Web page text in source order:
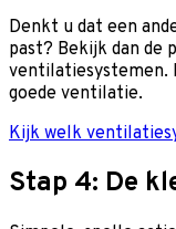
Denkt u dat een
past? Bekijk dan de
ventilatiesystemen.
goede ventilatie.
Kijk welk
Stap 4: De